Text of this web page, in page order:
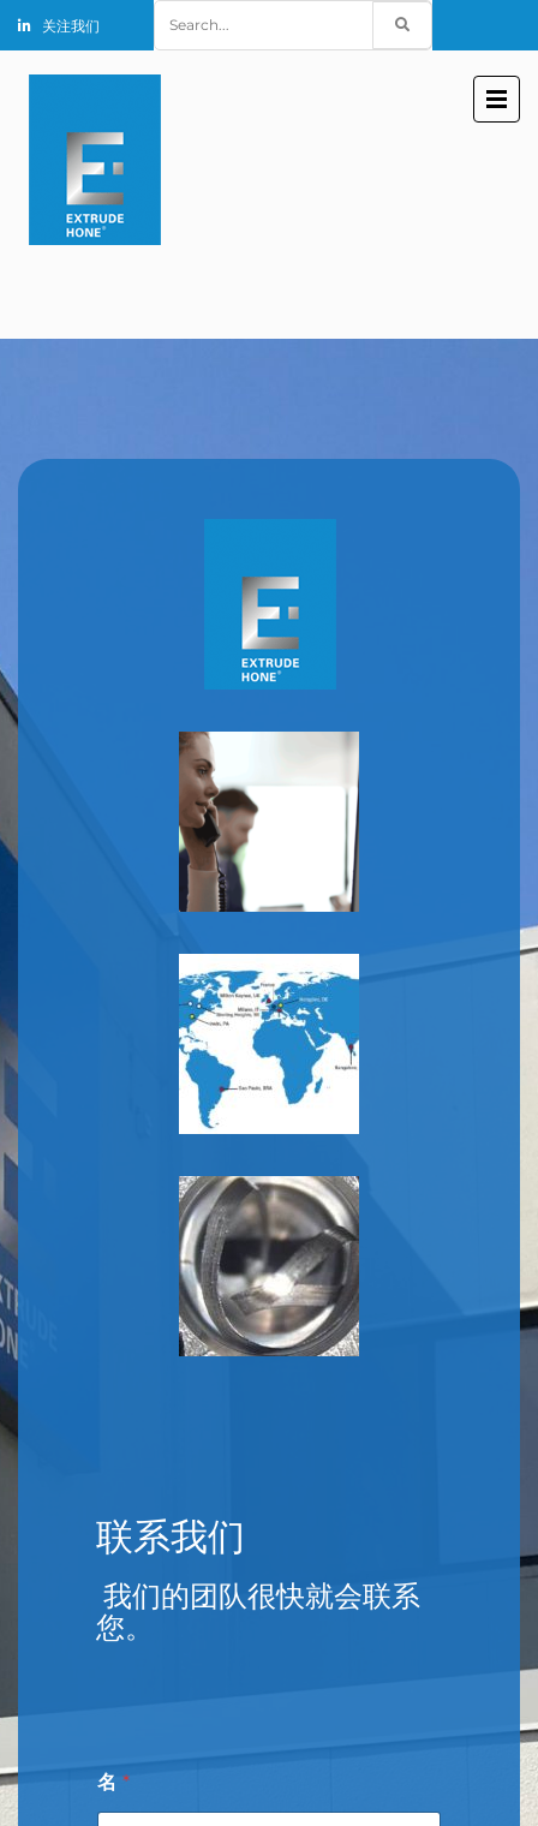
关注我们
for:
联系我们
我们的团队很快就会联系
您。
名 *